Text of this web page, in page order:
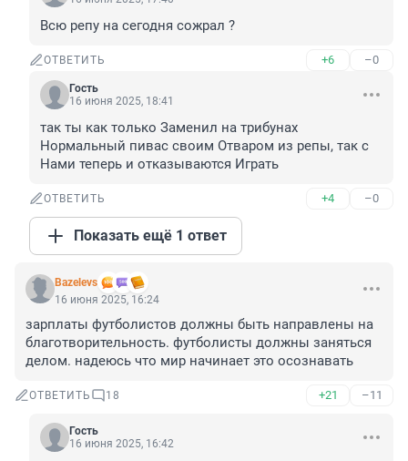
Всю репу на сегодня сожрал ?
ОТВЕТИТЬ +6 –0
Гость
16 июня 2025, 18:41
так ты как только Заменил на трибунах
Нормальный пивас своим Отваром из репы, так с
Нами теперь и отказываются Играть
ОТВЕТИТЬ +4 –0
Показать ещё 1 ответ
Bazelevs
16 июня 2025, 16:24
зарплаты футболистов должны быть направлены на
благотворительность. футболисты должны заняться
делом. надеюсь что мир начинает это осознавать
ОТВЕТИТЬ 18 +21 –11
Гость
16 июня 2025, 16:42